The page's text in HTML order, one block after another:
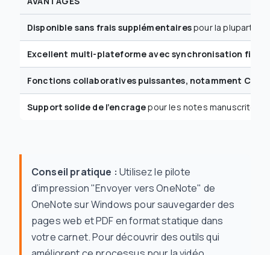
Disponible sans frais supplémentairespour la plupart
Excellent multi-plateforme avec synchronisation
Fonctions collaboratives puissantes, notamment Class
Support solide de l’encragepour les notes manuscrites.
Conseil pratique : Utilisez le pilote
d’impression "Envoyer vers OneNote" de
OneNote sur Windows pour sauvegarder des
pages web et PDF en format statique dans
votre carnet. Pour découvrir des outils qui